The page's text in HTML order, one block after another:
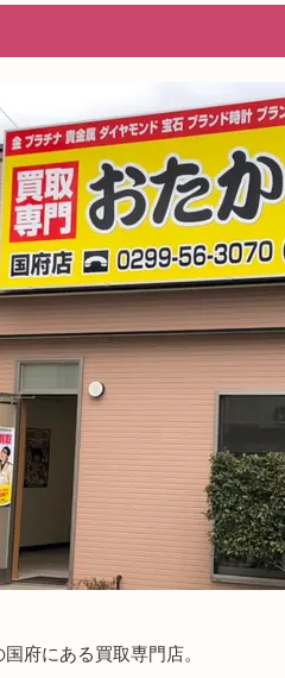
府にある買取専門店。